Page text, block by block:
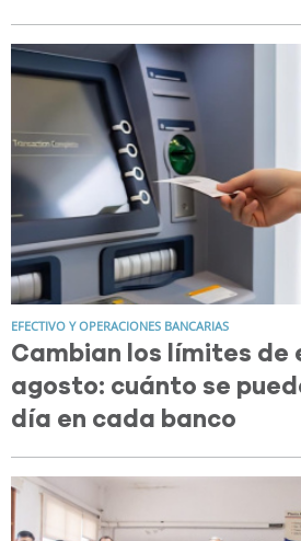
EFECTIVO Y OPERACIONES BANCARIAS
Cambian los límites de
agosto: cuánto se
día en cada banco